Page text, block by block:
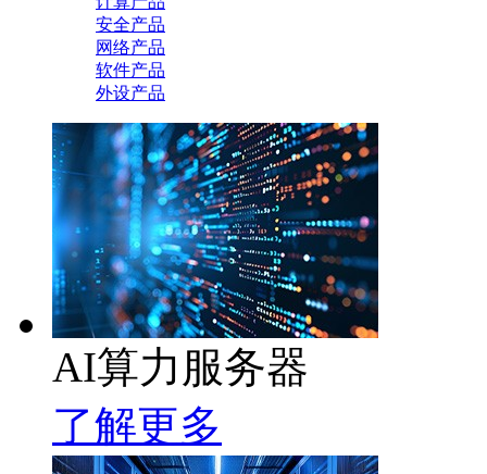
安全产品
网络产品
软件产品
外设产品
AI算力服务器
了解更多